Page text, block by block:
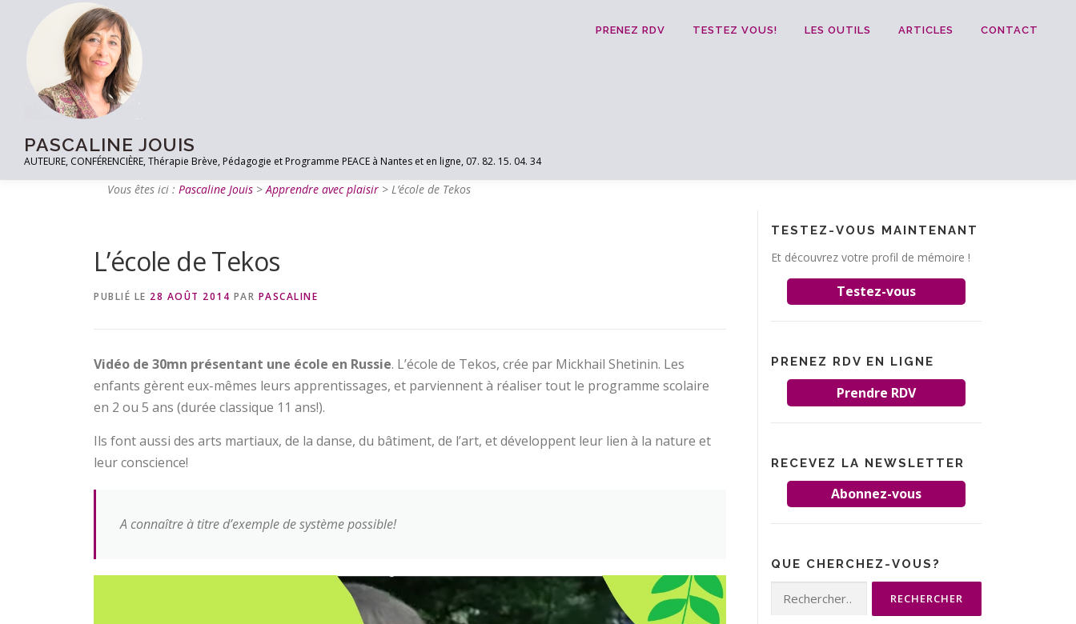
PASCALINE JOUIS
AUTEURE, CONFÉRENCIÈRE, Thérapie Brève, Pédagogie et Programme PEACE à Nantes et en ligne, 07. 82. 15. 04. 34
PRENEZ RDV TESTEZ VOUS! LES OUTILS ARTICLES CONTACT
Vous êtes ici :Pascaline Jouis >Apprendre avec plaisir >L’école de Tekos
L’école de Tekos
PUBLIÉ LE 28 AOÛT 2014 PAR PASCALINE
Vidéo de 30mn présentant une école en Russie. L’école de Tekos, crée par Mickhail Shetinin. Les
enfants gèrent eux-mêmes leurs apprentissages, et parviennent à réaliser tout le programme scolaire
en 2 ou 5 ans (durée classique 11 ans!).
Ils font aussi des arts martiaux, de la danse, du bâtiment, de l’art, et développent leur lien à la nature et
leur conscience!
A connaître à titre d’exemple de système possible!
TESTEZ-VOUS MAINTENANT
Et découvrez votre profil de mémoire !
Testez-vous
PRENEZ RDV EN LIGNE
Prendre RDV
RECEVEZ LA NEWSLETTER
Abonnez-vous
QUE CHERCHEZ-VOUS?
Rechercher :